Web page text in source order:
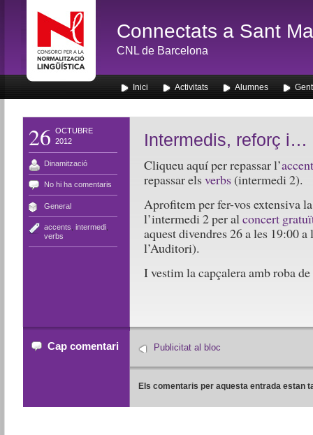
Connectats a Sant
CNL de Barcelona
Inici Activitats Alumnes
26 OCTUBRE
2012
Dinamització
No hi ha comentaris
General
accents intermedi,
verbs
Intermedis, reforç i…
Cliqueu aquí per repassar l’
repassar elsverbs(intermedi 2).
Aprofitem per fer-vos extensiva
l’intermedi 2 per alconcert
aquest divendres 26 a les 19:00
l’Auditori).
I vestim la capçalera amb roba
Cap comentari Publicitat al bloc
Els comentaris per aquesta entrada estan